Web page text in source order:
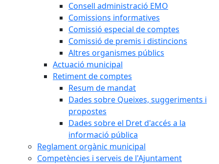
Consell administració EMO
Comissions informatives
Comissió especial de comptes
Comissió de premis i distincions
Altres organismes públics
Actuació municipal
Retiment de comptes
Resum de mandat
Dades sobre Queixes, suggeriments i
propostes
Dades sobre el Dret d'accés a la
informació pública
Reglament orgànic municipal
Competències i serveis de l'Ajuntament